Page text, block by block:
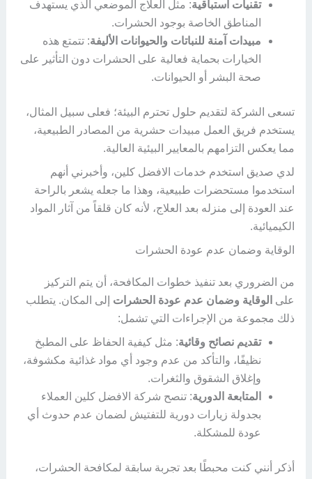
تقنيات استباقية: مثل العلاج الموضعي الذي يستهدف
المناطق الخاصة بوجود الحشرات.
مبيدات آمنة للنباتات والحيوانات الأليفة: تتمتع هذه
الخيارات بحماية فعالية على الحشرات دون التأثير على
صحة البشر أو الحيوانات.
تسعى الشركة لتقديم حلول تحترم البيئة؛ فعلى سبيل المثال،
يستخدم فريق العمل مبيدات حشرية من المصادر الطبيعية،
مما يعكس التزامهم بالمعايير البيئية العالية.
لدي صديق استخدم خدمات الافضل كلين، وأخبرني أنهم
استخدموا مستحضرات طبيعية، وهذا ما جعله يشعر بالراحة
عند العودة إلى منزله بعد العلاج، لأنه كان قلقاً من آثار المواد
الكيميائية.
الوقاية وضمان عدم عودة الحشرات
من الضروري بعد تنفيذ خطوات المكافحة، أن يتم التركيز
على الوقاية وضمان عدم عودة الحشرات إلى المكان. يتطلب
ذلك مجموعة من الإجراءات التي تشمل:
تقديم نصائح وقائية: مثل كيفية الحفاظ على المطبخ
نظيفًا، والتأكد من عدم وجود أي مواد غذائية مكشوفة،
وإغلاق الشقوق والثغرات.
المتابعة الدورية: تنصح شركة الافضل كلين العملاء
بجدولة زيارات دورية للتفتيش لضمان عدم حدوث أي
عودة للمشكلة.
أذكر أنني كنت محبطًا بعد تجربة سابقة لمكافحة الحشرات،